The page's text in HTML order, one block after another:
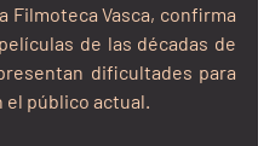
Filmoteca Vasca, confirma
de las décadas de
dificultades para
público actual.